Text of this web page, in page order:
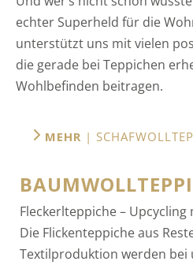
echter Superheld für die
unterstützt uns mit vielen
die gerade bei Teppichen
Wohlbefinden beitragen.
MEHR |
Fleckerlteppiche –
Die Flickenteppiche aus
Textilproduktion werden bei